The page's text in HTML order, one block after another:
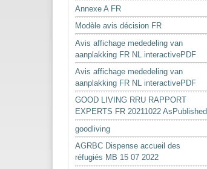
Annexe A FR
Modèle avis décision FR
Avis affichage mededeling van
aanplakking FR NL interactivePDF
Avis affichage mededeling van
aanplakking FR NL interactivePDF
GOOD LIVING RRU RAPPORT
EXPERTS FR 20211022 AsPublished
goodliving
AGRBC Dispense accueil des
réfugiés MB 15 07 2022